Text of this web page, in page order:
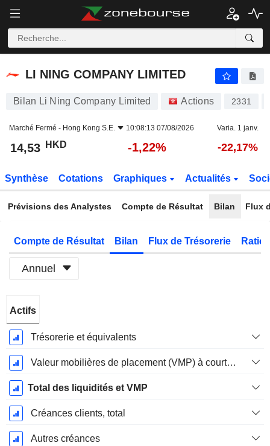
LI NING COMPANY LIMITED
LI NING COMPANY LIMITED
Bilan Li Ning Company Limited Actions 2331
Marché Fermé - Hong Kong S.E. 10:08:13 07/08/2026 Varia. 1 janv.
14,53 HKD -1,22% -22,17%
Synthèse Cotations Graphiques Actualités
Prévisions des Analystes Compte de Résultat Bilan Flux
Compte de Résultat Bilan Flux de Trésorerie
Annuel
Fiscale:
Décembre
Actifs
Trésorerie et équivalents
Valeur mobilières de placement (VMP) à court terme
Total des liquidités et VMP
Créances clients, total
Autres créances